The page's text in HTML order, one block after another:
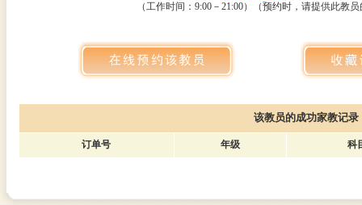
（工作时间：9:00－21:00）（预约时，请提供此教
该教员的成功家教记录
订单号 年级 科